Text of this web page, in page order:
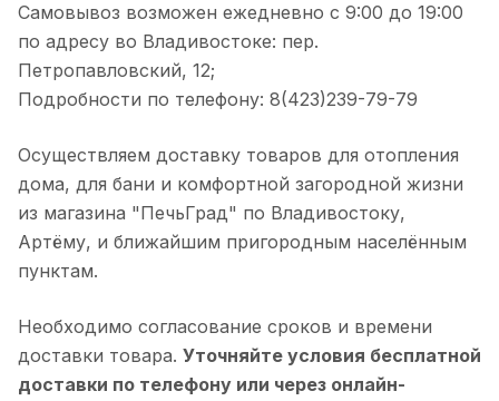
Самовывоз возможен ежедневно с 9:00 до 19:00
по адресу во Владивостоке: пер.
Петропавловский, 12;
Подробности по телефону: 8(423)239-79-79
Осуществляем доставку товаров для отопления
дома, для бани и комфортной загородной жизни
из магазина "ПечьГрад" по Владивостоку,
Артёму, и ближайшим пригородным населённым
пунктам.
Необходимо согласование сроков и времени
доставки товара. Уточняйте условия бесплатной
доставки по телефону или через онлайн-